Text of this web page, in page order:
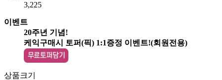
3,225
이벤트
20주년 기념!
케익구매시 토퍼(픽) 1:1증정 이벤트!(회원전용)
상품크기